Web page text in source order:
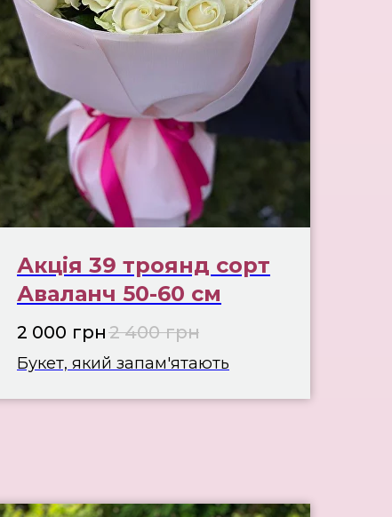
Акція 39 троянд сорт
Аваланч 50-60 см
2 000 грн 2 400 грн
Букет, який запам'ятають